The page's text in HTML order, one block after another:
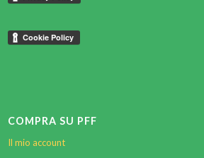
COMPRA SU PFF
Il mio account